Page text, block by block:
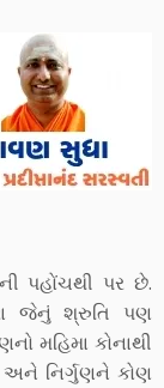
પહોંચથી પર છે.
જેનું શ્રુતિ પણ
મહિમા કોનાથી
નિર્ગુણને કોણ